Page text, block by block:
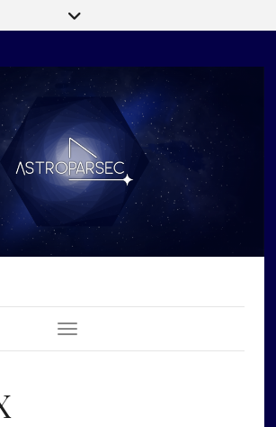
Toggle Navigation